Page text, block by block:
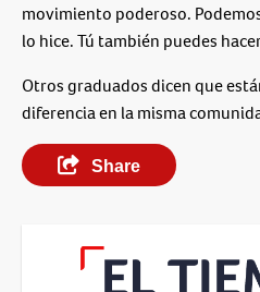
movimiento poderoso.
lo hice. Tú también puedes
Otros graduados dicen que
diferencia en la misma
Share